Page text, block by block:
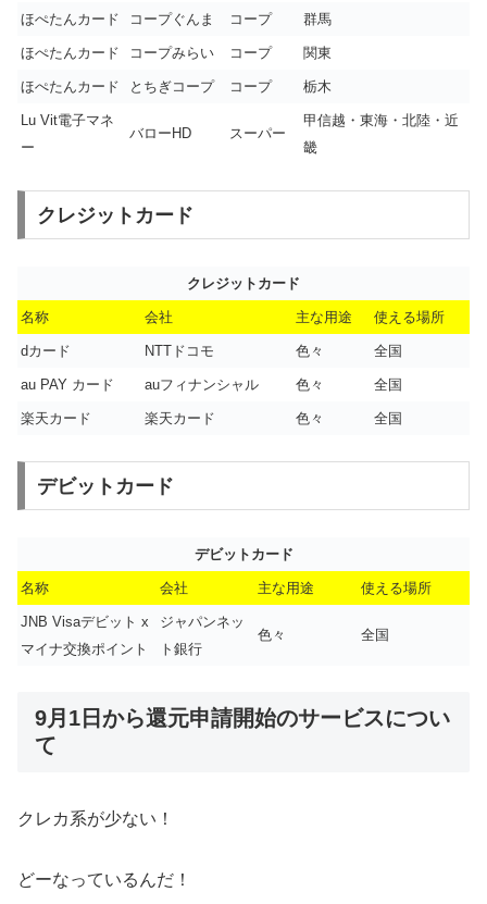
ほぺたんカード コープぐんま コープ 群馬
ほぺたんカード コープみらい コープ 関東
ほぺたんカード とちぎコープ コープ 栃木
Lu Vit電子マネ
ー
バローHD スーパー
甲信越・東海・北陸・近
畿
クレジットカード
クレジットカード
名称 会社 主な用途 使える場所
dカード NTTドコモ 色々 全国
au PAY カード auフィナンシャル 色々 全国
楽天カード 楽天カード 色々 全国
デビットカード
デビットカード
名称 会社 主な用途 使える場所
JNB Visaデビット x
マイナ交換ポイント
ジャパンネッ
ト銀行
色々 全国
9月1日から還元申請開始のサービスについ
て
クレカ系が少ない！
どーなっているんだ！